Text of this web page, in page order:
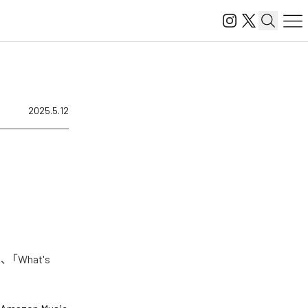
2025.5.12
「What's